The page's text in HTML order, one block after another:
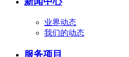
业界动态
我们的动态
服务项目